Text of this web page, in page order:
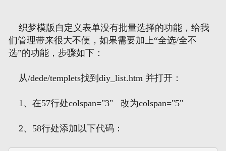
51La
织梦模版自定义表单没有批量选择的功能，给我
们管理带来很大不便，如果需要加上“全选/全不
选”的功能，步骤如下：
从/dede/templets找到diy_list.htm 并打开：
1、在57行处colspan="3" 改为colspan="5"
2、58行处添加以下代码：